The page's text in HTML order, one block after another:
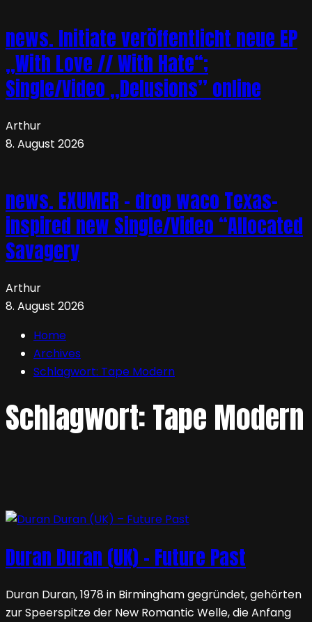
news. Initiate veröffentlicht neue EP
„With Love // With Hate“;
Single/Video „Delusions” online
Arthur
8. August 2026
news. EXUMER – drop waco Texas-
inspired new Single/Video “Allocated
Savagery
Arthur
8. August 2026
Home
Archives
Schlagwort: Tape Modern
Schlagwort:Tape Modern
Duran Duran (UK) – Future Past
Duran Duran, 1978 in Birmingham gegründet, gehörten
zur Speerspitze der New Romantic Welle, die Anfang